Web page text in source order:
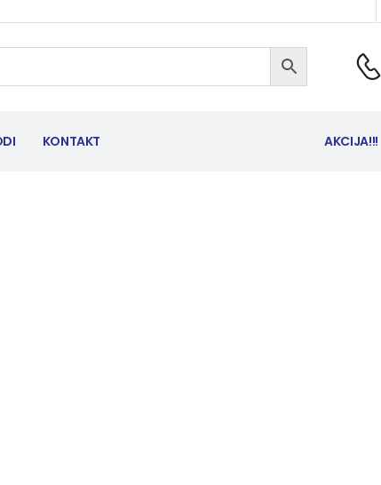
KONTAKT AKCIJA!!!